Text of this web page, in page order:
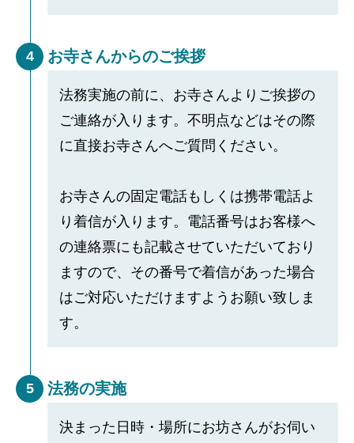
4 お寺さんからのご挨拶
法務実施の前に、お寺さんよりご挨拶の
ご連絡が入ります。不明点などはその際
に直接お寺さんへご質問ください。
お寺さんの固定電話もしくは携帯電話よ
り着信が入ります。電話番号はお客様へ
の連絡票にも記載させていただいており
ますので、その番号で着信があった場合
はご対応いただけますようお願い致しま
す。
5 法務の実施
決まった日時・場所にお坊さんがお伺い